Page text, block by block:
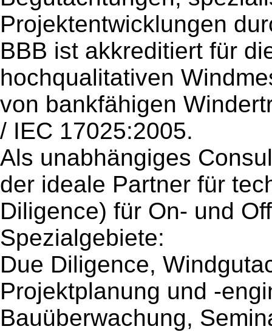
Projektentwicklungen
BBB ist akkreditiert für
hochqualitativen
von bankfähigen
/ IEC 17025:2005.
Als unabhängiges
der ideale Partner für
Diligence) für On- und
Spezialgebiete:
Due Diligence,
Projektplanung und -
Bauüberwachung,